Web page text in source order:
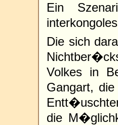
Ein
Die sich
Volkes in
Gangart,
die